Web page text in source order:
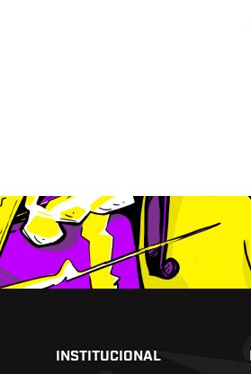
INSTITUCIONAL